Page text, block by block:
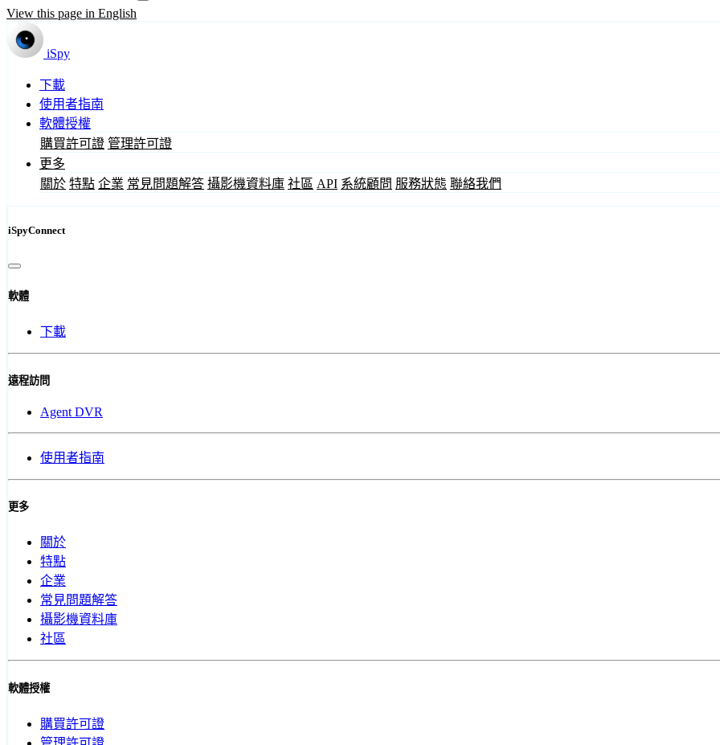
View this page in English
iSpy
下載
使用者指南
軟體授權
購買許可證 管理許可證
更多
關於 特點 企業 常見問題解答 攝影機資料庫 社區 API 系統顧問 服務狀態 聯絡我們
iSpyConnect
軟體
下載
遠程訪問
Agent DVR
使用者指南
更多
關於
特點
企業
常見問題解答
攝影機資料庫
社區
軟體授權
購買許可證